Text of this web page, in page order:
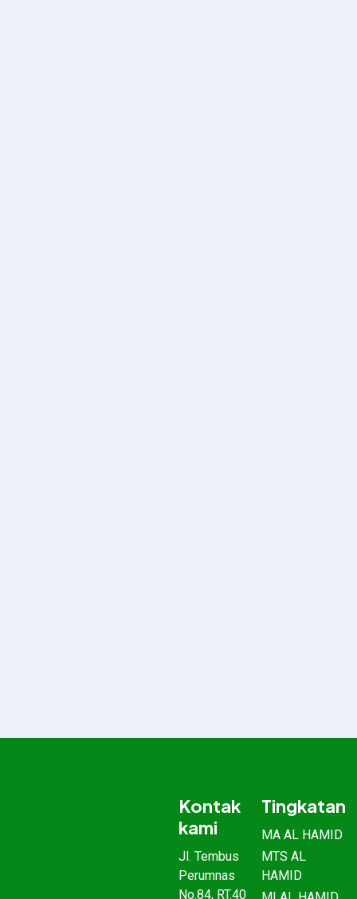
Kontak
kami
Jl. Tembus
Perumnas
No.84, RT.40
Tingkatan
MA AL HAMID
MTS AL
HAMID